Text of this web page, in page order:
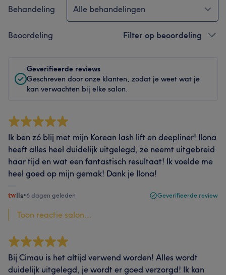
Behandeling Alle behandelingen
Beoordeling Filter op beoordeling
Geverifieerde reviews
Geschreven door onze klanten, zodat je weet wat je
kan verwachten bij elke salon.
Ik ben zó blij met mijn Korean lash lift en deepliner! Ilona
heeft alles heel duidelijk uitgelegd, ze neemt uitgebreid
haar tijd en wat een fantastisch resultaat! Ik voelde me
heel goed op mijn gemak! Dank je Ilona!
Ils•6 dagen geleden Geverifieerde review
Toon reactie salon...
Bij Cimau is het altijd verwend worden! Alles wordt
duidelijk uitgelegd, je wordt er goed verzorgd! Ik kan